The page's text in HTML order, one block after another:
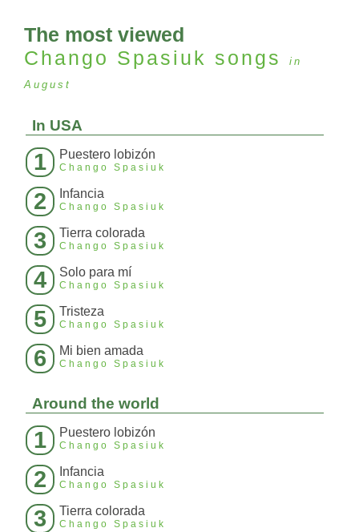
The most viewed
Chango Spasiuk songs
in
August
In USA
1 Puestero lobizón
Chango Spasiuk
2 Infancia
Chango Spasiuk
3 Tierra colorada
Chango Spasiuk
4 Solo para mí
Chango Spasiuk
5 Tristeza
Chango Spasiuk
6 Mi bien amada
Chango Spasiuk
Around the world
1 Puestero lobizón
Chango Spasiuk
2 Infancia
Chango Spasiuk
3 Tierra colorada
Chango Spasiuk